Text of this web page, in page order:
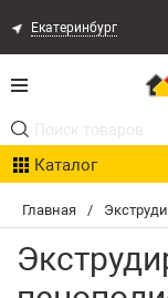
Главная /
Екатеринбург
Каталог
Акции
Расчет доставки
Организациям
Опыт поставок